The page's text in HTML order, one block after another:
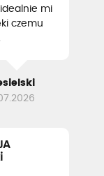
mi
czemu